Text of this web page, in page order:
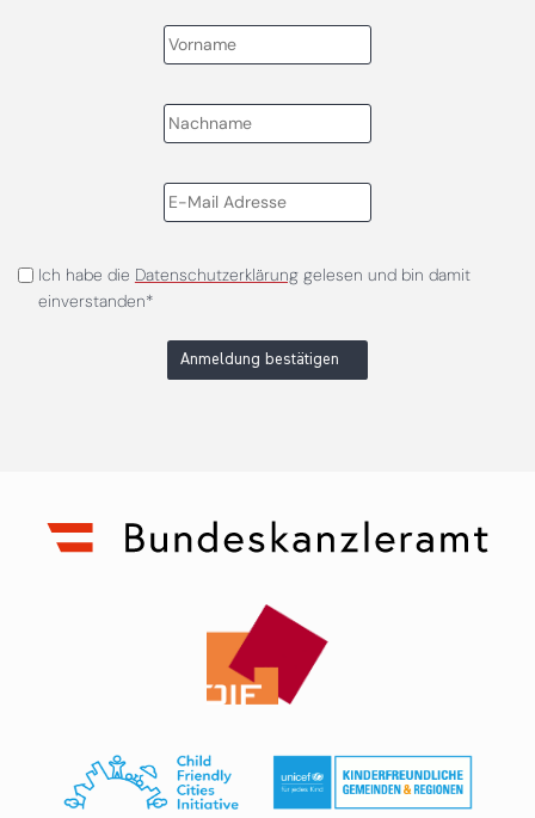
Ich habe die Datenschutzerklärunggelesen und bin damit
einverstanden*
Anmeldung bestätigen